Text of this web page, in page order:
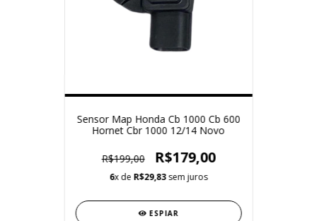
Sensor Map Honda Cb 1000 Cb 600
Hornet Cbr 1000 12/14 Novo
R$199,00 R$179,00
6x de R$29,83sem juros
ESPIAR